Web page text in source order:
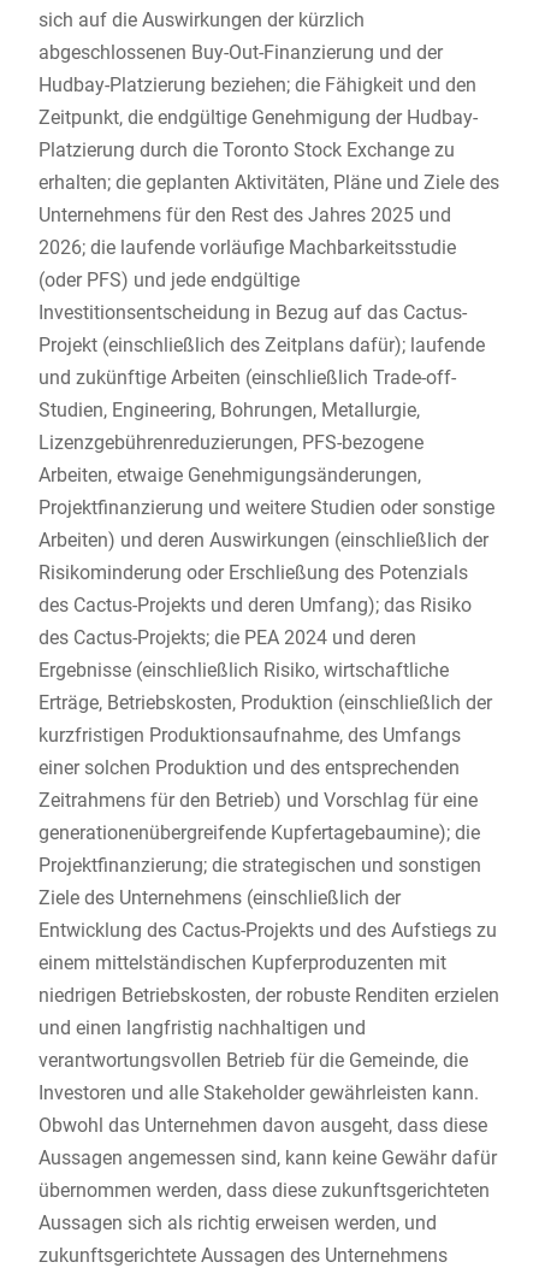
sich auf die Auswirkungen der kürzlich
abgeschlossenen Buy-Out-Finanzierung und der
Hudbay-Platzierung beziehen; die Fähigkeit und den
Zeitpunkt, die endgültige Genehmigung der Hudbay-
Platzierung durch die Toronto Stock Exchange zu
erhalten; die geplanten Aktivitäten, Pläne und Ziele des
Unternehmens für den Rest des Jahres 2025 und
2026; die laufende vorläufige Machbarkeitsstudie
(oder PFS) und jede endgültige
Investitionsentscheidung in Bezug auf das Cactus-
Projekt (einschließlich des Zeitplans dafür); laufende
und zukünftige Arbeiten (einschließlich Trade-off-
Studien, Engineering, Bohrungen, Metallurgie,
Lizenzgebührenreduzierungen, PFS-bezogene
Arbeiten, etwaige Genehmigungsänderungen,
Projektfinanzierung und weitere Studien oder sonstige
Arbeiten) und deren Auswirkungen (einschließlich der
Risikominderung oder Erschließung des Potenzials
des Cactus-Projekts und deren Umfang); das Risiko
des Cactus-Projekts; die PEA 2024 und deren
Ergebnisse (einschließlich Risiko, wirtschaftliche
Erträge, Betriebskosten, Produktion (einschließlich der
kurzfristigen Produktionsaufnahme, des Umfangs
einer solchen Produktion und des entsprechenden
Zeitrahmens für den Betrieb) und Vorschlag für eine
generationenübergreifende Kupfertagebaumine); die
Projektfinanzierung; die strategischen und sonstigen
Ziele des Unternehmens (einschließlich der
Entwicklung des Cactus-Projekts und des Aufstiegs zu
einem mittelständischen Kupferproduzenten mit
niedrigen Betriebskosten, der robuste Renditen erzielen
und einen langfristig nachhaltigen und
verantwortungsvollen Betrieb für die Gemeinde, die
Investoren und alle Stakeholder gewährleisten kann.
Obwohl das Unternehmen davon ausgeht, dass diese
Aussagen angemessen sind, kann keine Gewähr dafür
übernommen werden, dass diese zukunftsgerichteten
Aussagen sich als richtig erweisen werden, und
zukunftsgerichtete Aussagen des Unternehmens